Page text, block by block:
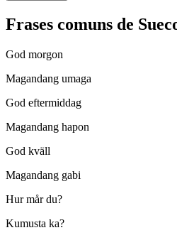
Frases comuns de
God morgon
Magandang umaga
God eftermiddag
Magandang hapon
God kväll
Magandang gabi
Hur mår du?
Kumusta ka?